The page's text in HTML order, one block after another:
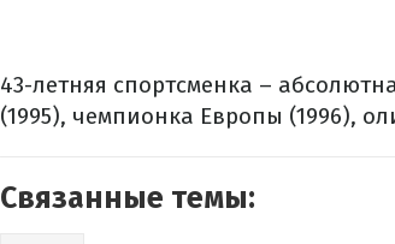
43-летняя спортсменка –
(1995), чемпионка Европы (1996),
Связанные темы: